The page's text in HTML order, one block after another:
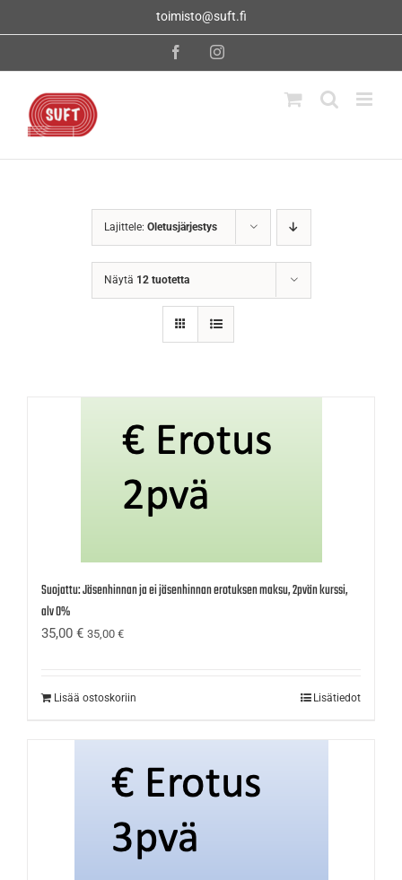
toimisto@suft.fi
FacebookInstagram
Lajittele: Oletusjärjestys
Näytä 12 tuotetta
Suojattu: Jäsenhinnan ja ei jäsenhinnan erotuksen maksu, 2pvän kurssi,
alv 0%
35,00 € 35,00 €
Lisää ostoskoriin Lisätiedot